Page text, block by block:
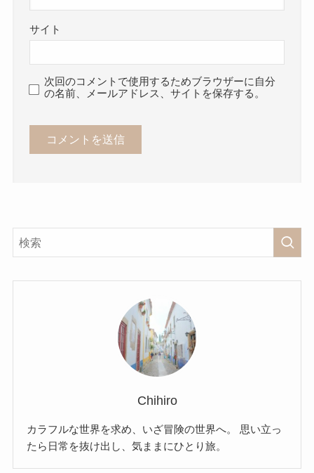
サイト
次回のコメントで使用するためブラウザーに自分
の名前、メールアドレス、サイトを保存する。
Chihiro
カラフルな世界を求め、いざ冒険の世界へ。 思い立っ
たら日常を抜け出し、気ままにひとり旅。